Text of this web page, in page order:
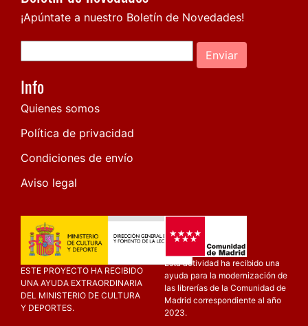
¡Apúntate a nuestro Boletín de Novedades!
Enviar
Info
Quienes somos
Política de privacidad
Condiciones de envío
Aviso legal
ESTE PROYECTO HA RECIBIDO
UNA AYUDA EXTRAORDINARIA
DEL MINISTERIO DE CULTURA
Y DEPORTES.
Esta actividad ha recibido una
ayuda para la modernización de
las librerías de la Comunidad de
Madrid correspondiente al año
2023.